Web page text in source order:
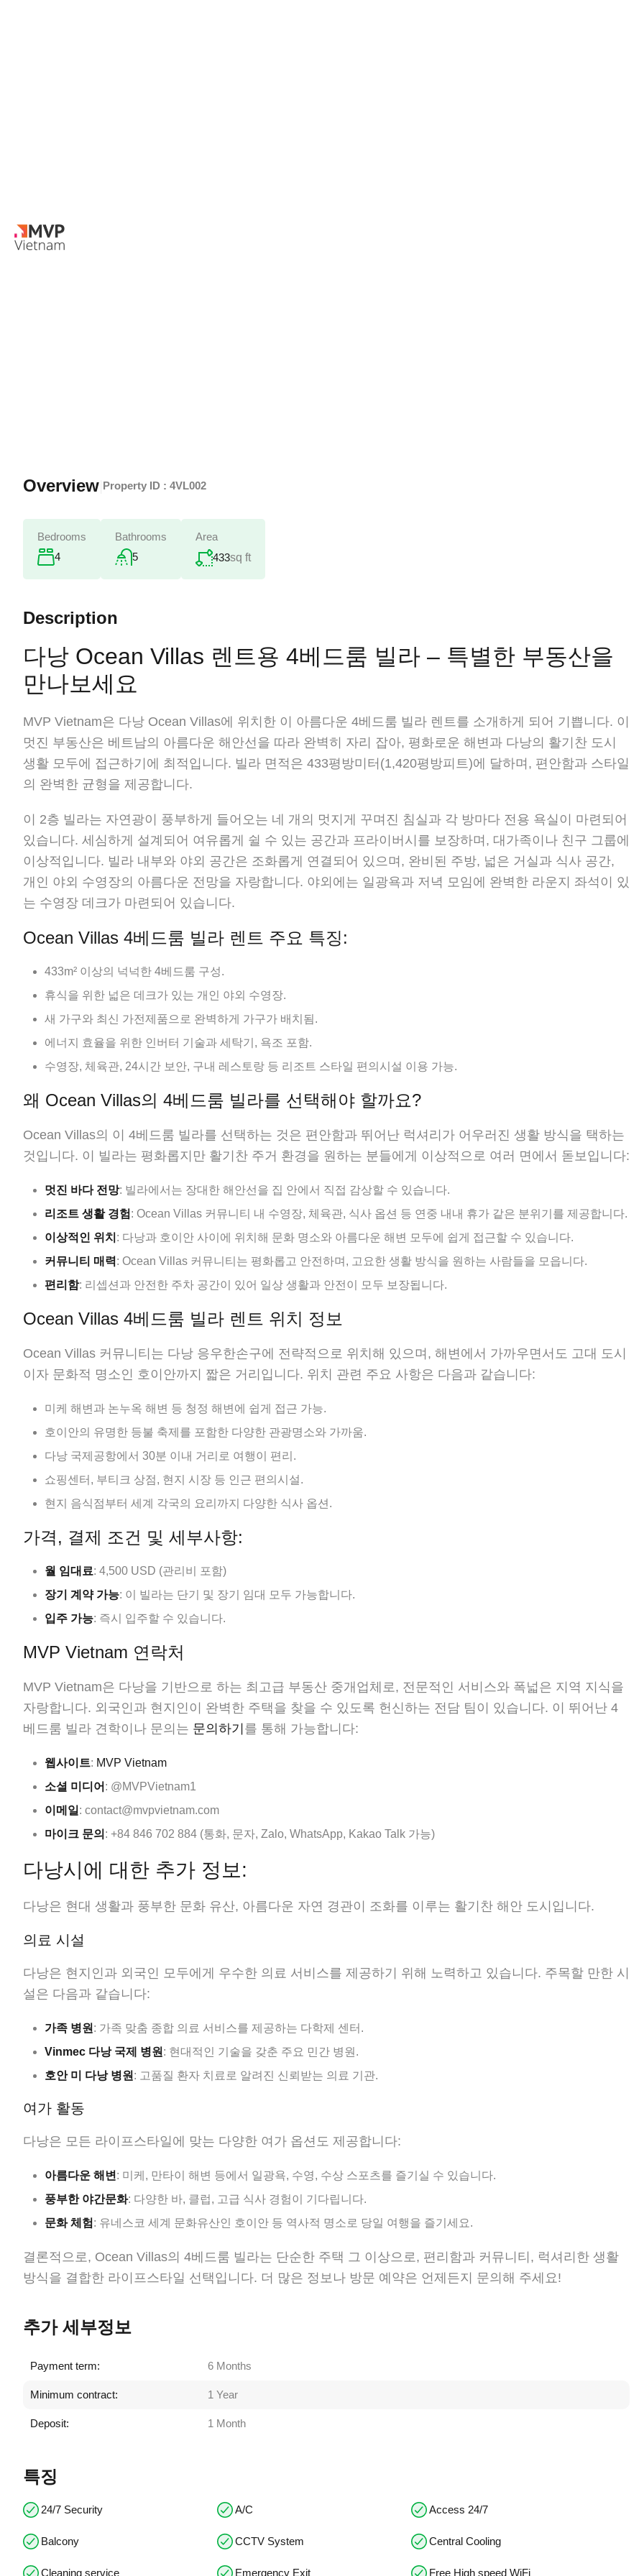
Overview Property ID : 4VL002
Bedrooms
4
Bathrooms
5
Area
433sq ft
Description
다낭 Ocean Villas 렌트용 4베드룸 빌라 – 특별한 부동산을
만나보세요
MVP Vietnam은 다낭 Ocean Villas에 위치한 이 아름다운 4베드룸 빌라 렌트를 소개하게 되어 기쁩니다. 이
멋진 부동산은 베트남의 아름다운 해안선을 따라 완벽히 자리 잡아, 평화로운 해변과 다낭의 활기찬 도시
생활 모두에 접근하기에 최적입니다. 빌라 면적은 433평방미터(1,420평방피트)에 달하며, 편안함과 스타일
의 완벽한 균형을 제공합니다.
이 2층 빌라는 자연광이 풍부하게 들어오는 네 개의 멋지게 꾸며진 침실과 각 방마다 전용 욕실이 마련되어
있습니다. 세심하게 설계되어 여유롭게 쉴 수 있는 공간과 프라이버시를 보장하며, 대가족이나 친구 그룹에
이상적입니다. 빌라 내부와 야외 공간은 조화롭게 연결되어 있으며, 완비된 주방, 넓은 거실과 식사 공간,
개인 야외 수영장의 아름다운 전망을 자랑합니다. 야외에는 일광욕과 저녁 모임에 완벽한 라운지 좌석이 있
는 수영장 데크가 마련되어 있습니다.
Ocean Villas 4베드룸 빌라 렌트 주요 특징:
433m² 이상의 넉넉한 4베드룸 구성.
휴식을 위한 넓은 데크가 있는 개인 야외 수영장.
새 가구와 최신 가전제품으로 완벽하게 가구가 배치됨.
에너지 효율을 위한 인버터 기술과 세탁기, 욕조 포함.
수영장, 체육관, 24시간 보안, 구내 레스토랑 등 리조트 스타일 편의시설 이용 가능.
왜 Ocean Villas의 4베드룸 빌라를 선택해야 할까요?
Ocean Villas의 이 4베드룸 빌라를 선택하는 것은 편안함과 뛰어난 럭셔리가 어우러진 생활 방식을 택하는
것입니다. 이 빌라는 평화롭지만 활기찬 주거 환경을 원하는 분들에게 이상적으로 여러 면에서 돋보입니다:
멋진 바다 전망: 빌라에서는 장대한 해안선을 집 안에서 직접 감상할 수 있습니다.
리조트 생활 경험 : Ocean Villas 커뮤니티 내 수영장, 체육관, 식사 옵션 등 연중 내내 휴가 같은 분위기를 제공합니다.
이상적인 위치 : 다낭과 호이안 사이에 위치해 문화 명소와 아름다운 해변 모두에 쉽게 접근할 수 있습니다.
커뮤니티 매력: Ocean Villas 커뮤니티는 평화롭고 안전하며, 고요한 생활 방식을 원하는 사람들을 모읍니다.
편리함: 리셉션과 안전한 주차 공간이 있어 일상 생활과 안전이 모두 보장됩니다.
Ocean Villas 4베드룸 빌라 렌트 위치 정보
Ocean Villas 커뮤니티는 다낭 응우한손구에 전략적으로 위치해 있으며, 해변에서 가까우면서도 고대 도시
이자 문화적 명소인 호이안까지 짧은 거리입니다. 위치 관련 주요 사항은 다음과 같습니다:
미케 해변과 논누옥 해변 등 청정 해변에 쉽게 접근 가능.
호이안의 유명한 등불 축제를 포함한 다양한 관광명소와 가까움.
다낭 국제공항에서 30분 이내 거리로 여행이 편리.
쇼핑센터, 부티크 상점, 현지 시장 등 인근 편의시설.
현지 음식점부터 세계 각국의 요리까지 다양한 식사 옵션.
가격, 결제 조건 및 세부사항:
월 임대료: 4,500 USD (관리비 포함)
장기 계약 가능: 이 빌라는 단기 및 장기 임대 모두 가능합니다.
입주 가능: 즉시 입주할 수 있습니다.
MVP Vietnam 연락처
MVP Vietnam은 다낭을 기반으로 하는 최고급 부동산 중개업체로, 전문적인 서비스와 폭넓은 지역 지식을
자랑합니다. 외국인과 현지인이 완벽한 주택을 찾을 수 있도록 헌신하는 전담 팀이 있습니다. 이 뛰어난 4
베드룸 빌라 견학이나 문의는 문의하기 를 통해 가능합니다:
웹사이트: MVP Vietnam
소셜 미디어 : @MVPVietnam1
이메일 : contact@mvpvietnam.com
마이크 문의 : +84 846 702 884 (통화, 문자, Zalo, WhatsApp, Kakao Talk 가능)
다낭시에 대한 추가 정보:
다낭은 현대 생활과 풍부한 문화 유산, 아름다운 자연 경관이 조화를 이루는 활기찬 해안 도시입니다.
의료 시설
다낭은 현지인과 외국인 모두에게 우수한 의료 서비스를 제공하기 위해 노력하고 있습니다. 주목할 만한 시
설은 다음과 같습니다:
가족 병원 : 가족 맞춤 종합 의료 서비스를 제공하는 다학제 센터.
Vinmec 다낭 국제 병원 : 현대적인 기술을 갖춘 주요 민간 병원.
호안 미 다낭 병원 : 고품질 환자 치료로 알려진 신뢰받는 의료 기관.
여가 활동
다낭은 모든 라이프스타일에 맞는 다양한 여가 옵션도 제공합니다:
아름다운 해변 : 미케, 만타이 해변 등에서 일광욕, 수영, 수상 스포츠를 즐기실 수 있습니다.
풍부한 야간문화: 다양한 바, 클럽, 고급 식사 경험이 기다립니다.
문화 체험 : 유네스코 세계 문화유산인 호이안 등 역사적 명소로 당일 여행을 즐기세요.
결론적으로, Ocean Villas의 4베드룸 빌라는 단순한 주택 그 이상으로, 편리함과 커뮤니티, 럭셔리한 생활
방식을 결합한 라이프스타일 선택입니다. 더 많은 정보나 방문 예약은 언제든지 문의해 주세요!
추가 세부정보
Payment term: 6 Months
Minimum contract: 1 Year
Deposit: 1 Month
특징
24/7 Security A/C Access 24/7
Balcony CCTV System Central Cooling
Cleaning service Emergency Exit Free High speed WiFi